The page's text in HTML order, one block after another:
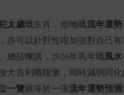
太歲嘅生肖，佢哋嘅流年運勢
可以針對性咁加強對自己有
總括嚟講，2026年馬年嘅風水
大吉利嘅能量，同時減弱同
一覽就等於一張流年運勢預測